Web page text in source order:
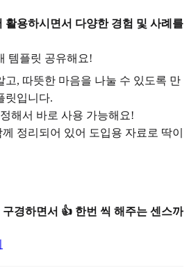
활용하시면서 다양한 경험 및 사례를
템플릿 공유해요!
고, 따뜻한 마음을 나눌 수 있도록 만
릿입니다.
해서 바로 사용 가능해요!
정리되어 있어 도입용 자료로 딱이
경하면서 👍 한번 씩 해주는 센스까